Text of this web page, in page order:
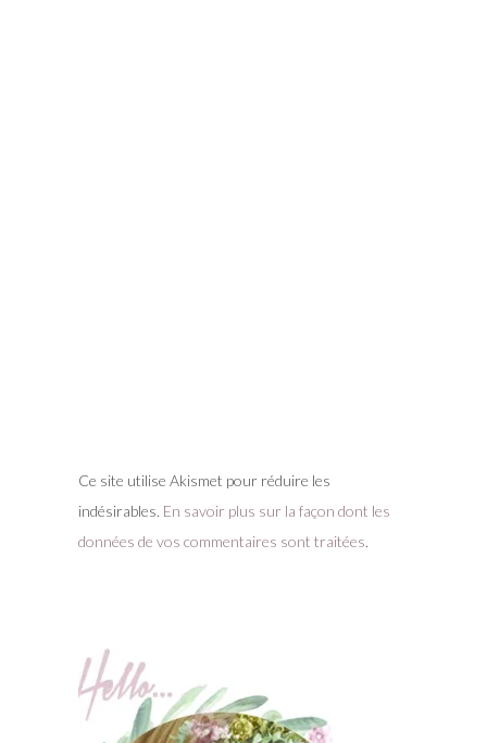
Ce site utilise Akismet pour réduire les
indésirables. En savoir plus sur la façon dont les
données de vos commentaires sont traitées.